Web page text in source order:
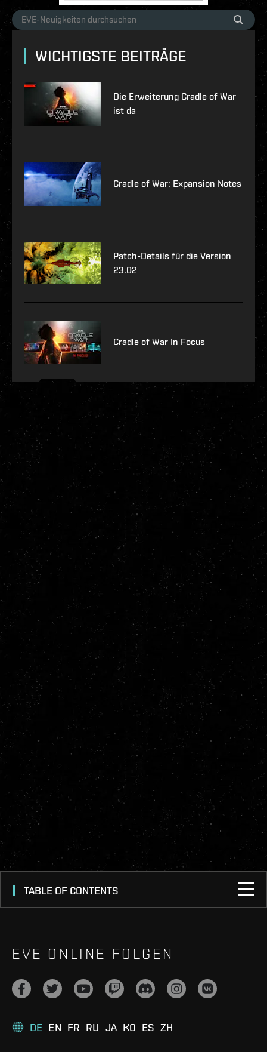
WICHTIGSTE BEITRÄGE
Die Erweiterung Cradle of War
ist da
Cradle of War: Expansion Notes
Patch-Details für die Version
23.02
Cradle of War In Focus
TABLE OF CONTENTS
EVE ONLINE FOLGEN
DE EN FR RU JA KO ES ZH